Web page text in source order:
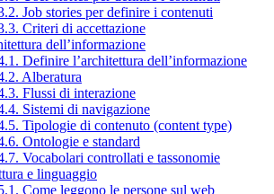
Job stories per definire i contenuti
Criteri di accettazione
dell’informazione
Definire l’architettura dell’informazione
Alberatura
Flussi di interazione
Sistemi di navigazione
Tipologie di contenuto (content type)
Ontologie e standard
Vocabolari controllati e tassonomie
e linguaggio
Come leggono le persone sul web